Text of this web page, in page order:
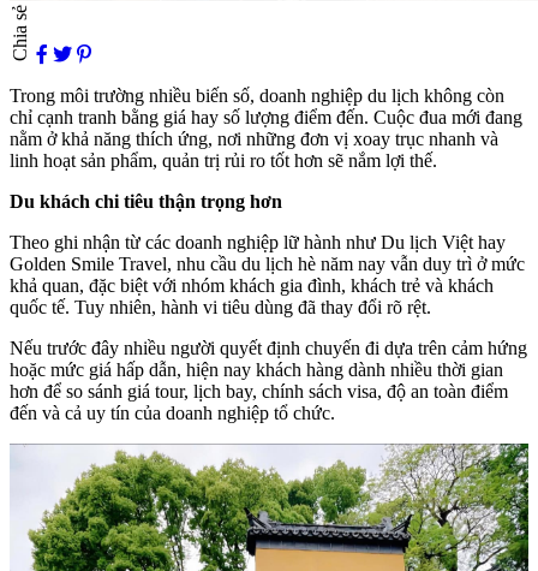
Chia sẻ
Trong môi trường nhiều biến số, doanh nghiệp du lịch không còn
chỉ cạnh tranh bằng giá hay số lượng điểm đến. Cuộc đua mới đang
nằm ở khả năng thích ứng, nơi những đơn vị xoay trục nhanh và
linh hoạt sản phẩm, quản trị rủi ro tốt hơn sẽ nắm lợi thế.
Du khách chi tiêu thận trọng hơn
Theo ghi nhận từ các doanh nghiệp lữ hành như Du lịch Việt hay
Golden Smile Travel, nhu cầu du lịch hè năm nay vẫn duy trì ở mức
khả quan, đặc biệt với nhóm khách gia đình, khách trẻ và khách
quốc tế. Tuy nhiên, hành vi tiêu dùng đã thay đổi rõ rệt.
Nếu trước đây nhiều người quyết định chuyến đi dựa trên cảm hứng
hoặc mức giá hấp dẫn, hiện nay khách hàng dành nhiều thời gian
hơn để so sánh giá tour, lịch bay, chính sách visa, độ an toàn điểm
đến và cả uy tín của doanh nghiệp tổ chức.